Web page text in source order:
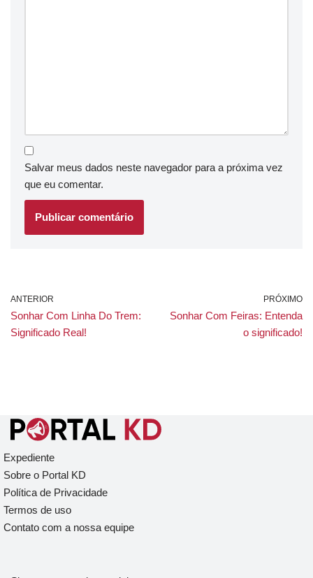
Salvar meus dados neste navegador para a próxima vez
que eu comentar.
ANTERIOR
Sonhar Com Linha Do Trem:
Significado Real!
PRÓXIMO
Sonhar Com Feiras: Entenda
o significado!
Expediente
Sobre o Portal KD
Política de Privacidade
Termos de uso
Contato com a nossa equipe